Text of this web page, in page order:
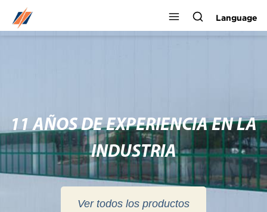
Language
PROPORCIONAR SERVICIO DE 7 *
24 HORAS A LOS CLIENTES
Ver todos los productos